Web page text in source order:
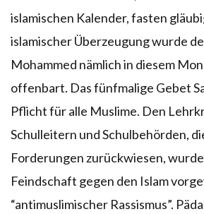
islamischen Kalender, fasten
islamischer Überzeugung wurde
Mohammed nämlich in diesem
offenbart. Das fünfmalige Gebet
Pflicht für alle Muslime. Den
Schulleitern und Schulbehörden,
Forderungen zurückwiesen,
Feindschaft gegen den Islam
“antimuslimischer Rassismus”.